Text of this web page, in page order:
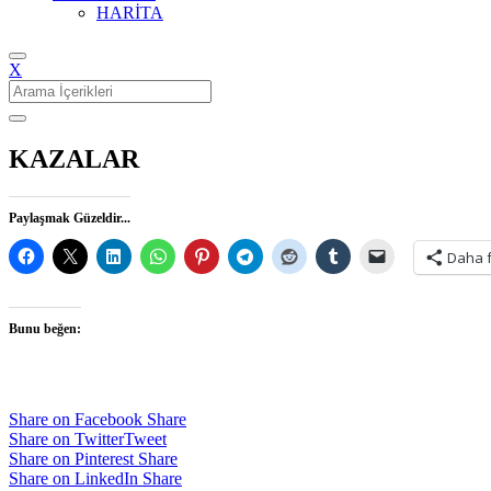
HARİTA
X
Search
for:
KAZALAR
Paylaşmak Güzeldir...
Daha
Bunu beğen:
Share on Facebook Share
Share on TwitterTweet
Share on Pinterest Share
Share on LinkedIn Share